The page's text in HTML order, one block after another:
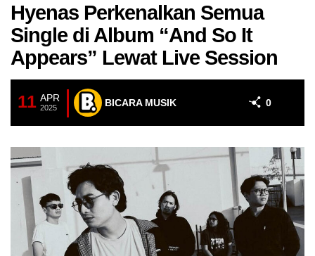
Hyenas Perkenalkan Semua
Single di Album “And So It
Appears” Lewat Live Session
11 APR
2025 BICARA MUSIK 0